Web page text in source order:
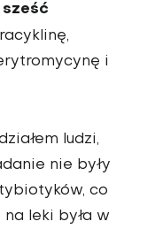
i
ludzi,
nie były
co
leki była w